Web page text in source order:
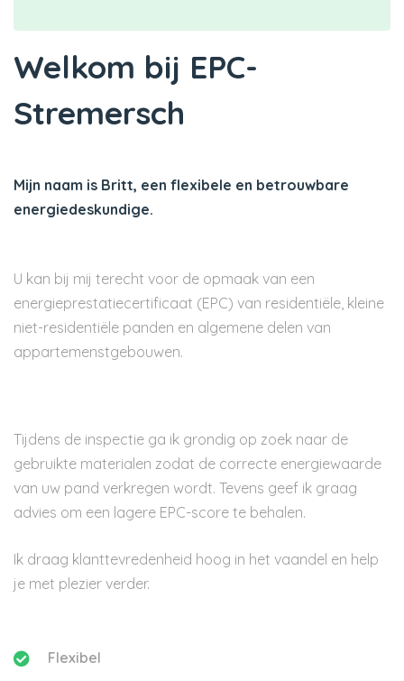
Welkom bij EPC-
Stremersch
Mijn naam is Britt, een flexibele en betrouwbare
energiedeskundige.
U kan bij mij terecht voor de opmaak van een
energieprestatiecertificaat (EPC) van residentiële, kleine
niet-residentiële panden en algemene delen van
appartemenstgebouwen.
Tijdens de inspectie ga ik grondig op zoek naar de
gebruikte materialen zodat de correcte energiewaarde
van uw pand verkregen wordt. Tevens geef ik graag
advies om een lagere EPC-score te behalen.
Ik draag klanttevredenheid hoog in het vaandel en help
je met plezier verder.
Flexibel